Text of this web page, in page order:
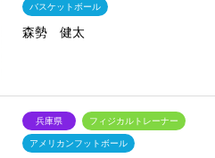
バスケットボール
森勢 健太
兵庫県 フィジカルトレーナー
アメリカンフットボール